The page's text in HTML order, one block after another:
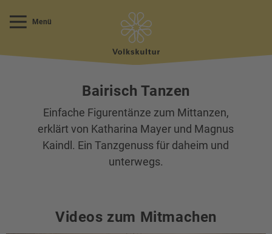
Menü
Bairisch Tanzen
Einfache Figurentänze zum Mittanzen,
erklärt von Katharina Mayer und Magnus
Kaindl. Ein Tanzgenuss für daheim und
unterwegs.
Videos zum Mitmachen